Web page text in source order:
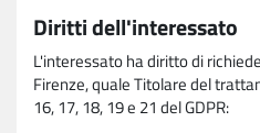
Diritti dell'interessato
L'interessato ha diritto di
Firenze, quale Titolare del
16, 17, 18, 19 e 21 del GDPR: